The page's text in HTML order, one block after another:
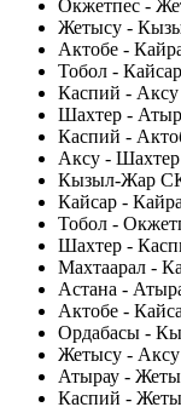
Окжетпес -
Жетысу -
Актобе -
Тобол - Кайсар
Каспий - Аксу
Шахтер -
Каспий -
Аксу - Шахтер
Кызыл-Жар
Кайсар -
Тобол -
Шахтер -
Махтаарал -
Астана -
Актобе -
Ордабасы -
Жетысу - Аксу
Атырау -
Каспий -